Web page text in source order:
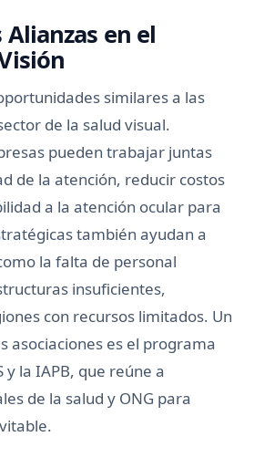
Alianzas en el
similares a las
de la salud visual.
pueden trabajar juntas
de la atención, reducir costos
a la atención ocular para
también ayudan a
la falta de personal
insuficientes,
con recursos limitados. Un
asociaciones es el programa
y la IAPB, que reúne a
de la salud y ONG para